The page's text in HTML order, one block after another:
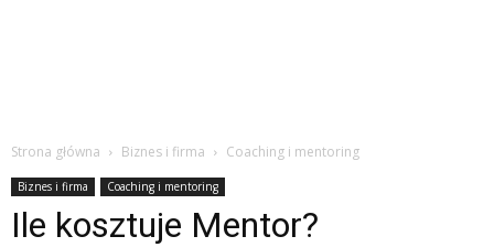
Strona główna Biznes i firma Coaching i mentoring
Biznes i firma Coaching i mentoring
Ile kosztuje Mentor?